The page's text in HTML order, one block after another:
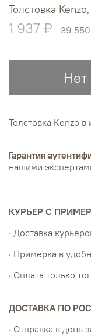
Толстовка
1 937 ₽ 39
Нет
Толстовка Kenzo
Гарантия
нашими
КУРЬЕР С
· Доставка
· Примерка в
· Оплата только
ДОСТАВКА ПО
· Отправка в день